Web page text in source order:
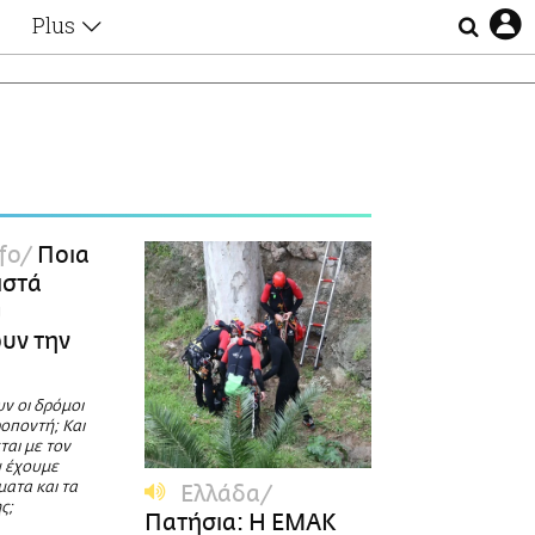
Plus
Οι Αθηναίοι
Απώλειες
Επιλογές
Ποια
την
οι δρόμοι
Και
με τον
έχουμε
και τα
Ελλάδα
Πατήσια: Η ΕΜΑΚ